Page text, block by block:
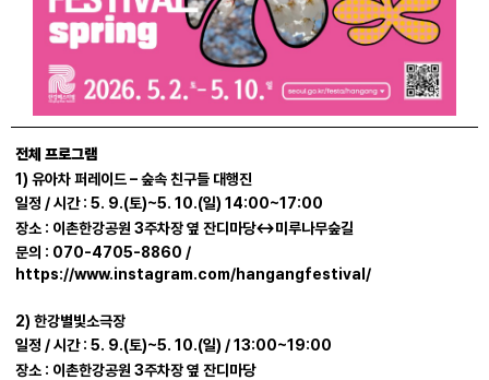
전체 프로그램
1) 유아차 퍼레이드 – 숲속 친구들 대행진
일정 / 시간 : 5. 9.(토)~5. 10.(일) 14:00~17:00
장소 : 이촌한강공원 3주차장 옆 잔디마당↔미루나무숲길
문의 : 070-4705-8860 /
https://www.instagram.com/hangangfestival/
2) 한강별빛소극장
일정 / 시간 : 5. 9.(토)~5. 10.(일) / 13:00~19:00
장소 : 이촌한강공원 3주차장 옆 잔디마당